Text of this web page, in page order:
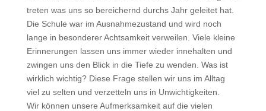
treten was uns so bereichernd durchs Jahr geleitet hat.
Die Schule war im Ausnahmezustand und wird noch
lange in besonderer Achtsamkeit verweilen. Viele kleine
Erinnerungen lassen uns immer wieder innehalten und
zwingen uns den Blick in die Tiefe zu wenden. Was ist
wirklich wichtig? Diese Frage stellen wir uns im Alltag
viel zu selten und verzetteln uns in Unwichtigkeiten.
Wir können unsere Aufmerksamkeit auf die vielen